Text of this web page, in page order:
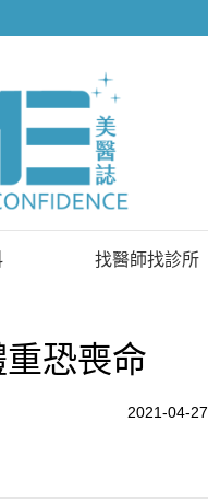
找醫師找診所
找診所
恐喪命
2021-04-27